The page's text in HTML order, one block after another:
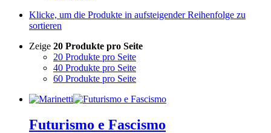
Klicke, um die Produkte in aufsteigender Reihenfolge zu
sortieren
Zeige 20 Produkte pro Seite
20 Produkte pro Seite
40 Produkte pro Seite
60 Produkte pro Seite
Futurismo e Fascismo